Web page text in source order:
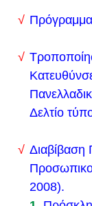
Δείτε εδώ
Δευτέρα
Αγαπητοί
Τετάρτη
Δελτίο
Διαβίβαση
2008).